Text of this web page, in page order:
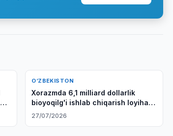
O‘ZBEKISTON
Xorazmda 6,1 milliard dollarlik
bioyoqilg'i ishlab chiqarish loyihasi
amalga oshirilmoqda
27/07/2026